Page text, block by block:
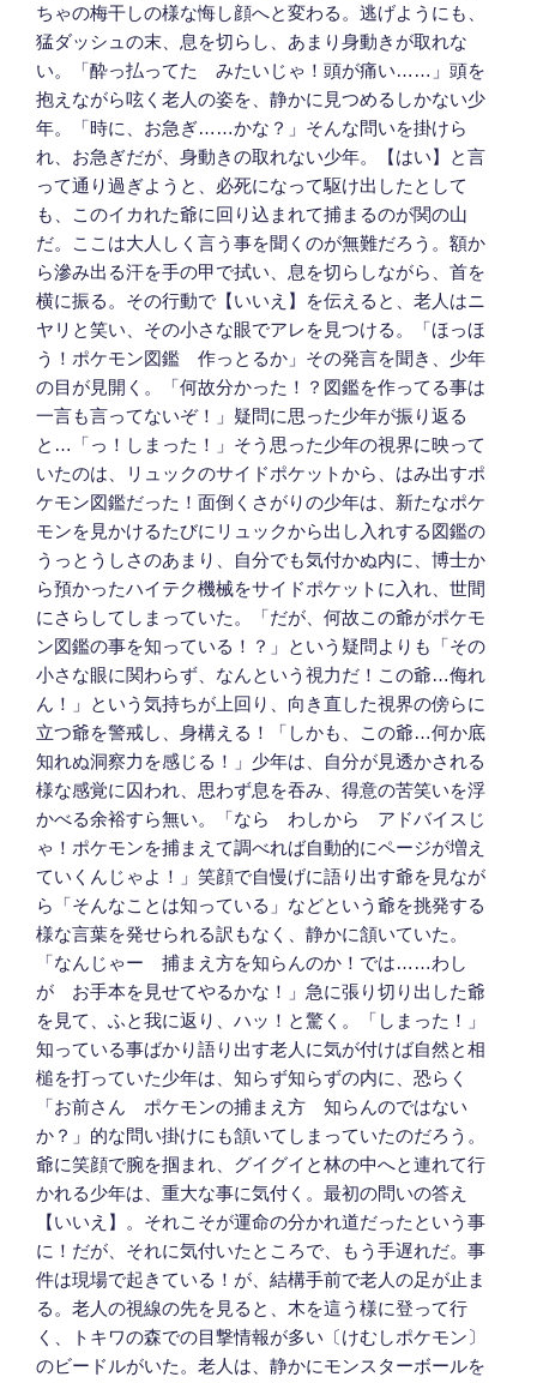
ちゃの梅干しの様な悔し顔へと変わる。逃げようにも、
猛ダッシュの末、息を切らし、あまり身動きが取れな
い。「酔っ払ってた みたいじゃ！頭が痛い……」頭を
抱えながら呟く老人の姿を、静かに見つめるしかない少
年。「時に、お急ぎ……かな？」そんな問いを掛けら
れ、お急ぎだが、身動きの取れない少年。【はい】と言
って通り過ぎようと、必死になって駆け出したとして
も、このイカれた爺に回り込まれて捕まるのが関の山
だ。ここは大人しく言う事を聞くのが無難だろう。額か
ら滲み出る汗を手の甲で拭い、息を切らしながら、首を
横に振る。その行動で【いいえ】を伝えると、老人はニ
ヤリと笑い、その小さな眼でアレを見つける。「ほっほ
う！ポケモン図鑑 作っとるか」その発言を聞き、少年
の目が見開く。「何故分かった！？図鑑を作ってる事は
一言も言ってないぞ！」疑問に思った少年が振り返る
と…「っ！しまった！」そう思った少年の視界に映って
いたのは、リュックのサイドポケットから、はみ出すポ
ケモン図鑑だった！面倒くさがりの少年は、新たなポケ
モンを見かけるたびにリュックから出し入れする図鑑の
うっとうしさのあまり、自分でも気付かぬ内に、博士か
ら預かったハイテク機械をサイドポケットに入れ、世間
にさらしてしまっていた。「だが、何故この爺がポケモ
ン図鑑の事を知っている！？」という疑問よりも「その
小さな眼に関わらず、なんという視力だ！この爺…侮れ
ん！」という気持ちが上回り、向き直した視界の傍らに
立つ爺を警戒し、身構える！「しかも、この爺…何か底
知れぬ洞察力を感じる！」少年は、自分が見透かされる
様な感覚に囚われ、思わず息を吞み、得意の苦笑いを浮
かべる余裕すら無い。「なら わしから アドバイスじ
ゃ！ポケモンを捕まえて調べれば自動的にページが増え
ていくんじゃよ！」笑顔で自慢げに語り出す爺を見なが
ら「そんなことは知っている」などという爺を挑発する
様な言葉を発せられる訳もなく、静かに頷いていた。
「なんじゃー 捕まえ方を知らんのか！では……わし
が お手本を見せてやるかな！」急に張り切り出した爺
を見て、ふと我に返り、ハッ！と驚く。「しまった！」
知っている事ばかり語り出す老人に気が付けば自然と相
槌を打っていた少年は、知らず知らずの内に、恐らく
「お前さん ポケモンの捕まえ方 知らんのではない
か？」的な問い掛けにも頷いてしまっていたのだろう。
爺に笑顔で腕を掴まれ、グイグイと林の中へと連れて行
かれる少年は、重大な事に気付く。最初の問いの答え
【いいえ】。それこそが運命の分かれ道だったという事
に！だが、それに気付いたところで、もう手遅れだ。事
件は現場で起きている！が、結構手前で老人の足が止ま
る。老人の視線の先を見ると、木を這う様に登って行
く、トキワの森での目撃情報が多い〔けむしポケモン〕
のビードルがいた。老人は、静かにモンスターボールを